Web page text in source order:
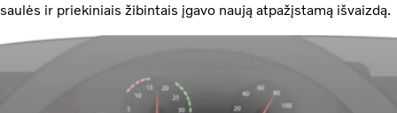
saulės ir priekiniais žibintais įgavo naują atpažįstamą išvaizdą.